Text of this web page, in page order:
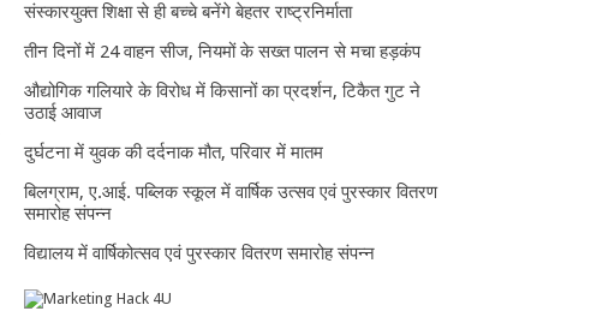
संस्कारयुक्त शिक्षा से ही बच्चे बनेंगे बेहतर राष्ट्रनिर्माता
तीन दिनों में 24 वाहन सीज, नियमों के सख्त पालन से मचा हड़कंप
औद्योगिक गलियारे के विरोध में किसानों का प्रदर्शन, टिकैत गुट ने
उठाई आवाज
दुर्घटना में युवक की दर्दनाक मौत, परिवार में मातम
बिलग्राम, ए.आई. पब्लिक स्कूल में वार्षिक उत्सव एवं पुरस्कार वितरण
समारोह संपन्न
विद्यालय में वार्षिकोत्सव एवं पुरस्कार वितरण समारोह संपन्न